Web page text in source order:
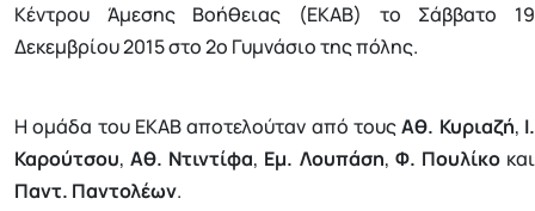
Κέντρου Άμεσης Βοήθειας (ΕΚΑΒ) το Σάββατο 19
Δεκεμβρίου 2015 στο 2ο Γυμνάσιο της πόλης.
Η ομάδα του ΕΚΑΒ αποτελούταν από τουςΑθ. Κυριαζή, Ι.
Καρούτσου,Αθ. Ντιντίφα, Εμ. Λουπάση, Φ. Πουλίκοκαι
Παντ. Παντολέων.